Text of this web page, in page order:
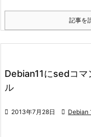
記事を
Debian11にsedコ
ル
 2013年7月28日  Debian